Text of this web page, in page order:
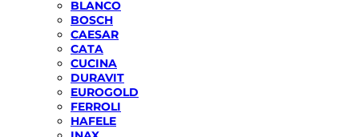
BLANCO
BOSCH
CAESAR
CATA
CUCINA
DURAVIT
EUROGOLD
FERROLI
HAFELE